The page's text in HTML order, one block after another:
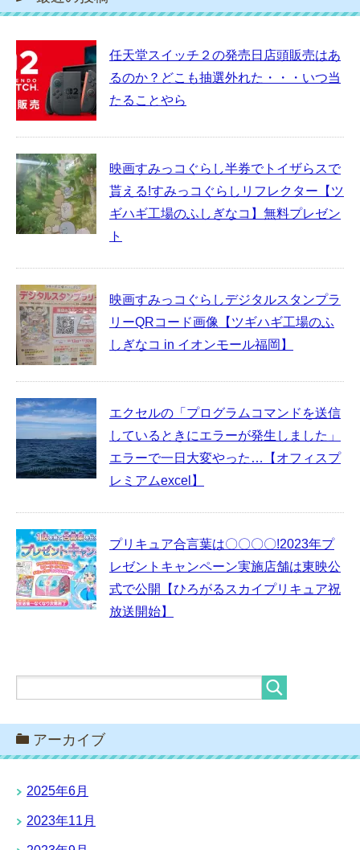
任天堂スイッチ２の発売日店頭販売はあ
るのか？どこも抽選外れた・・・いつ当
たることやら
映画すみっコぐらし半券でトイザらスで
貰える!すみっコぐらしリフレクター【ツ
ギハギ工場のふしぎなコ】無料プレゼン
ト
映画すみっコぐらしデジタルスタンプラ
リーQRコード画像【ツギハギ工場のふ
しぎなコ in イオンモール福岡】
エクセルの「プログラムコマンドを送信
しているときにエラーが発生しました」
エラーで一日大変やった…【オフィスプ
レミアムexcel】
プリキュア合言葉は〇〇〇〇!2023年プ
レゼントキャンペーン実施店舗は東映公
式で公開【ひろがるスカイプリキュア祝
放送開始】
アーカイブ
2025年6月
2023年11月